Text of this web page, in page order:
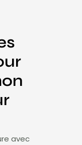
avec